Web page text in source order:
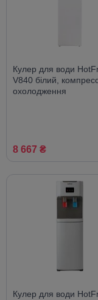
Кулер для води
V840 білий,
охолодження
8 667 ₴
Кулер для води